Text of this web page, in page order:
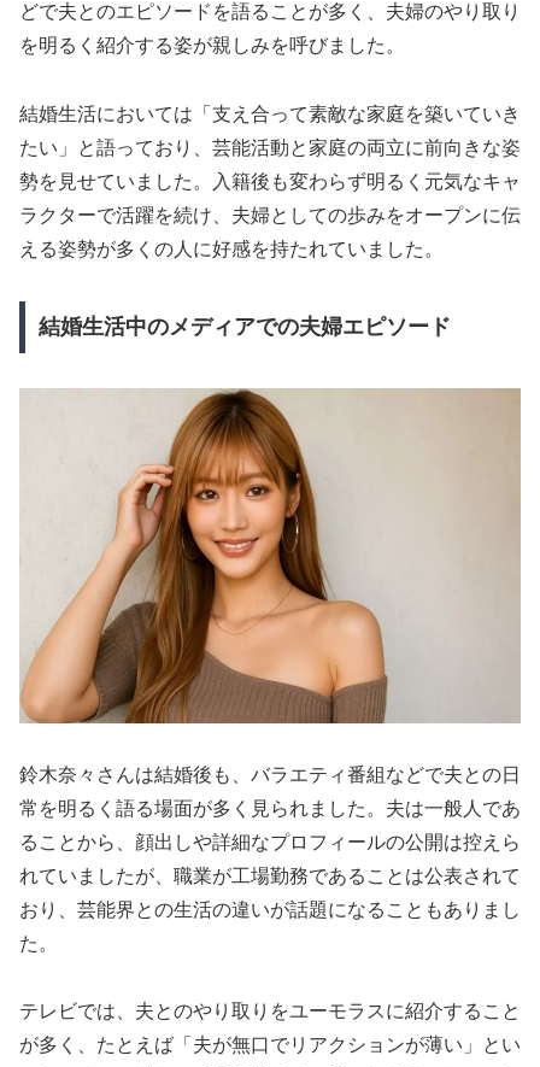
どで夫とのエピソードを語ることが多く、夫婦のやり取り
を明るく紹介する姿が親しみを呼びました。
結婚生活においては「支え合って素敵な家庭を築いていき
たい」と語っており、芸能活動と家庭の両立に前向きな姿
勢を見せていました。入籍後も変わらず明るく元気なキャ
ラクターで活躍を続け、夫婦としての歩みをオープンに伝
える姿勢が多くの人に好感を持たれていました。
結婚生活中のメディアでの夫婦エピソード
鈴木奈々さんは結婚後も、バラエティ番組などで夫との日
常を明るく語る場面が多く見られました。夫は一般人であ
ることから、顔出しや詳細なプロフィールの公開は控えら
れていましたが、職業が工場勤務であることは公表されて
おり、芸能界との生活の違いが話題になることもありまし
た。
テレビでは、夫とのやり取りをユーモラスに紹介すること
が多く、たとえば「夫が無口でリアクションが薄い」とい